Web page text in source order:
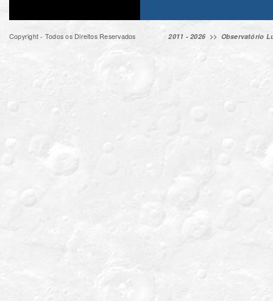
Copyright - Todos os Direitos Reservados 2011 - 2026 >> Observatório